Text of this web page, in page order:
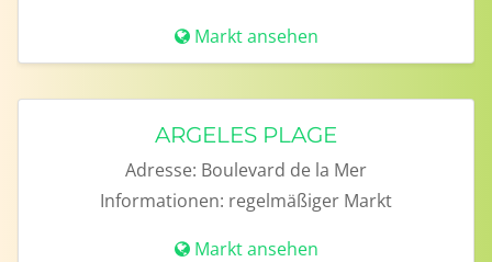
Markt ansehen
ARGELES PLAGE
Adresse: Boulevard de la Mer
Informationen: regelmäßiger Markt
Markt ansehen